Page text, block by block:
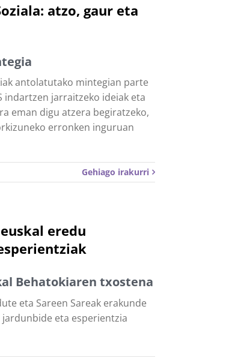
atzo, gaur eta
antolatutako mintegian parte
indartzen jarraitzeko ideiak eta
eman digu atzera begiratzeko,
erronken inguruan
Gehiago irakurri
eredu
Behatokiaren txostena
eta Sareen Sareak erakunde
eta esperientzia